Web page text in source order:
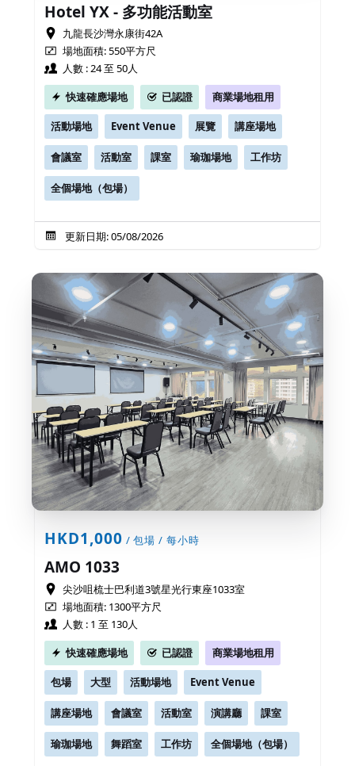
Hotel YX - 多功能活動室
九龍長沙灣永康街42A
場地面積: 550平方尺
人數 : 24 至 50人
快速確應場地
已認證 商業場地租用
活動場地 Event Venue 展覽 講座場地
會議室 活動室 課室 瑜珈場地 工作坊
全個場地（包場）
更新日期: 05/08/2026
HKD1,000 / 包場 / 每小時
AMO 1033
尖沙咀梳士巴利道3號星光行東座1033室
場地面積: 1300平方尺
人數 : 1 至 130人
快速確應場地
已認證 商業場地租用
包場 大型 活動場地 Event Venue
講座場地 會議室 活動室 演講廳 課室
瑜珈場地 舞蹈室 工作坊 全個場地（包場）